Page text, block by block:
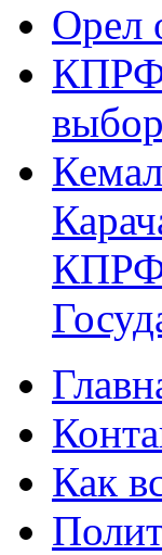
Орел
КПРФ
КПРФ
Главное
Как